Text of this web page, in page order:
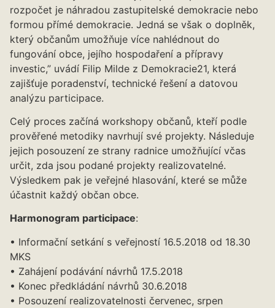
rozpočet je náhradou zastupitelské demokracie nebo
formou přímé demokracie. Jedná se však o doplněk,
který občanům umožňuje více nahlédnout do
fungování obce, jejího hospodaření a přípravy
investic,” uvádí Filip Milde z Demokracie21, která
zajišťuje poradenství, technické řešení a datovou
analýzu participace.
Celý proces začíná workshopy občanů, kteří podle
prověřené metodiky navrhují své projekty. Následuje
jejich posouzení ze strany radnice umožňující včas
určit, zda jsou podané projekty realizovatelné.
Výsledkem pak je veřejné hlasování, které se může
účastnit každý občan obce.
Harmonogram participace:
• Informační setkání s veřejností 16.5.2018 od 18.30
MKS
• Zahájení podávání návrhů 17.5.2018
• Konec předkládání návrhů 30.6.2018
• Posouzení realizovatelnosti červenec, srpen